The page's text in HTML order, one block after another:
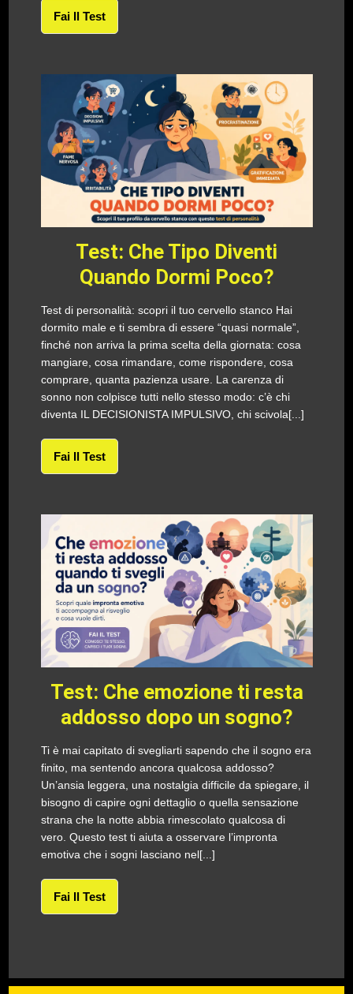
Fai Il Test
Test: Che Tipo Diventi
Quando Dormi Poco?
Test di personalità: scopri il tuo cervello stanco Hai
dormito male e ti sembra di essere “quasi normale”,
finché non arriva la prima scelta della giornata: cosa
mangiare, cosa rimandare, come rispondere, cosa
comprare, quanta pazienza usare. La carenza di
sonno non colpisce tutti nello stesso modo: c’è chi
diventa IL DECISIONISTA IMPULSIVO, chi scivola[...]
Fai Il Test
Test: Che emozione ti resta
addosso dopo un sogno?
Ti è mai capitato di svegliarti sapendo che il sogno era
finito, ma sentendo ancora qualcosa addosso?
Un’ansia leggera, una nostalgia difficile da spiegare, il
bisogno di capire ogni dettaglio o quella sensazione
strana che la notte abbia rimescolato qualcosa di
vero. Questo test ti aiuta a osservare l’impronta
emotiva che i sogni lasciano nel[...]
Fai Il Test